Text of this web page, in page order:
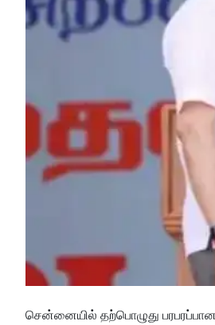
சென்னையில் தற்பொழுது